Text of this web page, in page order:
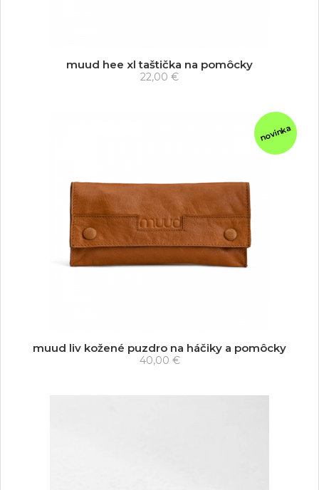
muud hee xl taštička na pomôcky
22,00 €
novinka
muud liv kožené puzdro na háčiky a pomôcky
40,00 €